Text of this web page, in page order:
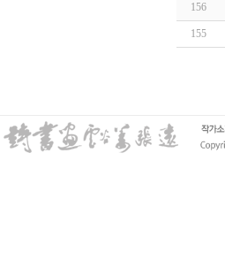
156
155